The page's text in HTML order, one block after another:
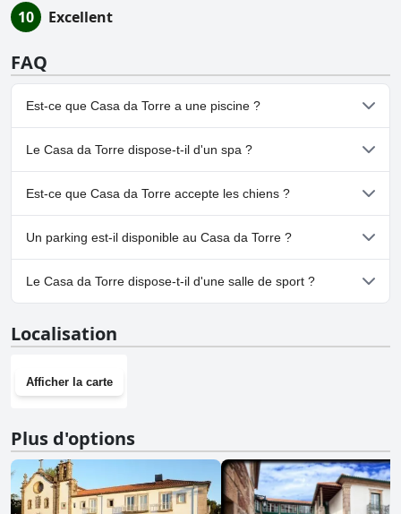
10 Excellent
FAQ
Est-ce que Casa da Torre a une piscine ?
Oui, Casa da Torre dispose de piscine(s) appartenant à une ou
plusieurs des catégories suivantes : Piscine Privée, Piscine
Extérieure.
Le Casa da Torre dispose-t-il d'un spa ?
Non, il n'y a pas de spa à Casa da Torre.
Est-ce que Casa da Torre accepte les chiens ?
Non, Casa da Torre n'accepte pas les chiens.
Un parking est-il disponible au Casa da Torre ?
Oui, un parking est disponible à Casa da Torre.
Le Casa da Torre dispose-t-il d'une salle de sport ?
Localisation
Afficher la carte
Plus d'options